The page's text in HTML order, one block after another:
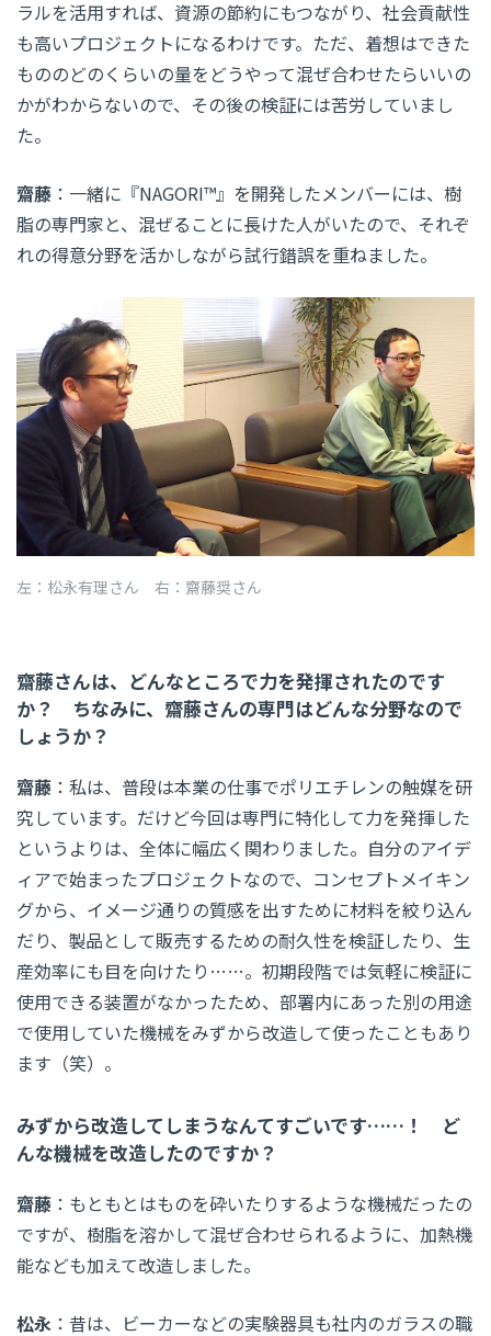
ラルを活用すれば、資源の節約にもつながり、社会貢献性
も高いプロジェクトになるわけです。ただ、着想はできた
もののどのくらいの量をどうやって混ぜ合わせたらいいの
かがわからないので、その後の検証には苦労していまし
た。
齋藤 ：一緒に『NAGORI™』を開発したメンバーには、樹
脂の専門家と、混ぜることに長けた人がいたので、それぞ
れの得意分野を活かしながら試行錯誤を重ねました。
左：松永有理さん 右：齋藤奨さん
齋藤さんは、どんなところで力を発揮されたのです
か？ ちなみに、齋藤さんの専門はどんな分野なので
しょうか？
齋藤 ：私は、普段は本業の仕事でポリエチレンの触媒を研
究しています。だけど今回は専門に特化して力を発揮した
というよりは、全体に幅広く関わりました。自分のアイデ
ィアで始まったプロジェクトなので、コンセプトメイキン
グから、イメージ通りの質感を出すために材料を絞り込ん
だり、製品として販売するための耐久性を検証したり、生
産効率にも目を向けたり……。初期段階では気軽に検証に
使用できる装置がなかったため、部署内にあった別の用途
で使用していた機械をみずから改造して使ったこともあり
ます（笑）。
みずから改造してしまうなんてすごいです……！ ど
んな機械を改造したのですか？
齋藤 ：もともとはものを砕いたりするような機械だったの
ですが、樹脂を溶かして混ぜ合わせられるように、加熱機
能なども加えて改造しました。
松永 ：昔は、ビーカーなどの実験器具も社内のガラスの職